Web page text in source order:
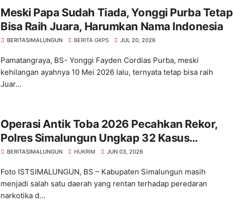
Meski Papa Sudah Tiada, Yonggi Purba Tetap
Bisa Raih Juara, Harumkan Nama Indonesia
BERITASIMALUNGUN BERITA GKPS JUL 20, 2026
Pamatangraya, BS- Yonggi Fayden Cordias Purba, meski
kehilangan ayahnya 10 Mei 2026 lalu, ternyata tetap bisa raih
Juar...
Operasi Antik Toba 2026 Pecahkan Rekor,
Polres Simalungun Ungkap 32 Kasus
Narkoba dalam 21 Hari
BERITASIMALUNGUN HUKRIM JUN 03, 2026
Foto ISTSIMALUNGUN, BS – Kabupaten Simalungun masih
menjadi salah satu daerah yang rentan terhadap peredaran
narkotika d...